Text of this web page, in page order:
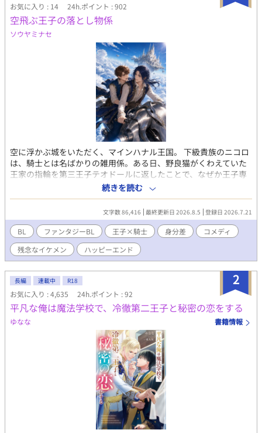
お気に入り : 14 24h.ポイント : 902
空飛ぶ王子の落とし物係
ソウヤミナセ
空に浮かぶ城をいただく、マインハナル王国。 下級貴族のニコロ
は、騎士とは名ばかりの雑用係。ある日、野良猫がくわえていた
王家の指輪を第三王子テオドールに返したことで、なぜか王子専
属の「落とし物係」に任命されてしまう。 美貌と才能に恵まれ、
飛行車で自由に空を駆けるテオドール。しかしその実態は、会う
たび何かをなくしてはニコロを呼びつける、とんでもないおっち
ょこちょいだった。 呆れ、振り回され、それでも放っておけな
い。身分違いの想いが募る一方、ニコロには誰にも言えない「空
を飛びたい」という夢があって――。 空飛ぶ自由人王子×口の悪
い世話焼き騎士。 落とし物から始まる、身分違いの恋と夢の物
語。
続きを読む
文字数 86,416 最終更新日 2026.8.5 登録日 2026.7.21
BL ファンタジーBL 王子×騎士 身分差
コメディ
残念なイケメン
ハッピーエンド
2
長編 連載中 R18
お気に入り : 4,635 24h.ポイント : 92
平凡な俺は魔法学校で、冷徹第二王子と秘密の恋をする
ゆなな 書籍情報